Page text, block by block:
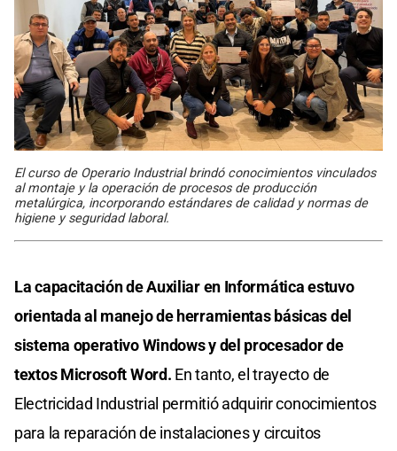
El curso de Operario Industrial brindó conocimientos vinculados
al montaje y la operación de procesos de producción
metalúrgica, incorporando estándares de calidad y normas de
higiene y seguridad laboral.
La capacitación de Auxiliar en Informática estuvo
orientada al manejo de herramientas básicas del
sistema operativo Windows y del procesador de
textos Microsoft Word. En tanto, el trayecto de
Electricidad Industrial permitió adquirir conocimientos
para la reparación de instalaciones y circuitos